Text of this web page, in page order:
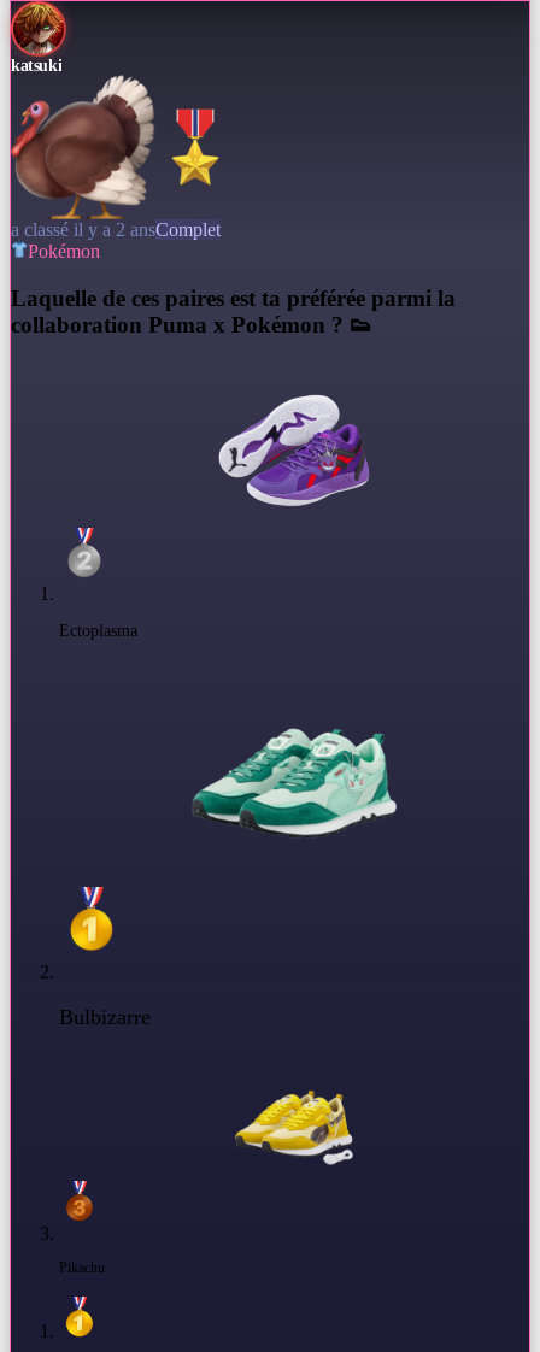
katsuki
a classé il y a 2 ansComplet
Pokémon
Laquelle de ces paires est ta préférée parmi la
collaboration Puma x Pokémon ? 👟
Ectoplasma
Bulbizarre
Pikachu